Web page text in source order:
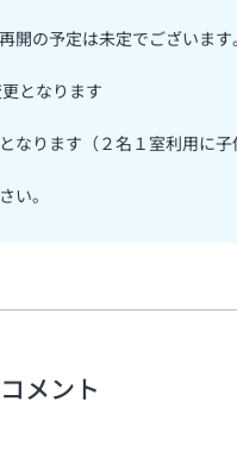
開の予定は未定でございま
となります
なります（２名１室利用に
い。
メント